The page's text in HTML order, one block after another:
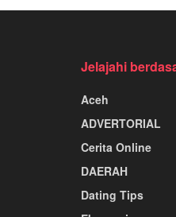
Jelajahi
Aceh
ADVERTORIAL
Cerita Online
DAERAH
Dating Tips